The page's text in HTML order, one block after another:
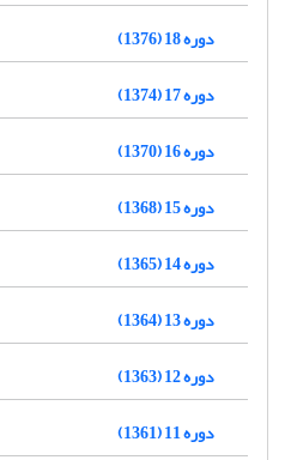
دوره 18 (1376)
دوره 17 (1374)
دوره 16 (1370)
دوره 15 (1368)
دوره 14 (1365)
دوره 13 (1364)
دوره 12 (1363)
دوره 11 (1361)